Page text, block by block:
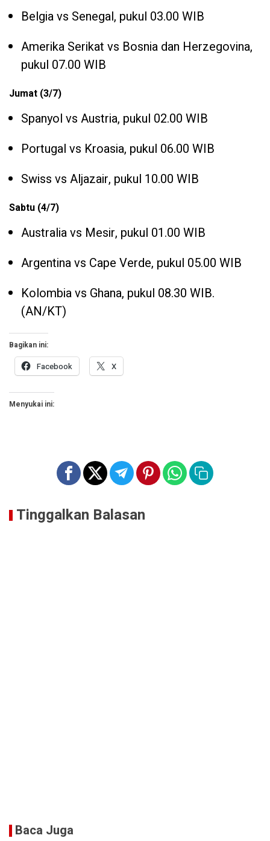
Belgia vs Senegal, pukul 03.00 WIB
Amerika Serikat vs Bosnia dan Herzegovina,
pukul 07.00 WIB
Jumat (3/7)
Spanyol vs Austria, pukul 02.00 WIB
Portugal vs Kroasia, pukul 06.00 WIB
Swiss vs Aljazair, pukul 10.00 WIB
Sabtu (4/7)
Australia vs Mesir, pukul 01.00 WIB
Argentina vs Cape Verde, pukul 05.00 WIB
Kolombia vs Ghana, pukul 08.30 WIB.
(AN/KT)
Bagikan ini:
Facebook X
Menyukai ini:
Tinggalkan Balasan
Baca Juga